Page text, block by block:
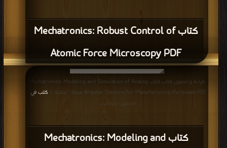
كتاب Mechatronics: Robust Control of
Atomic Force Microscopy PDF
كتاب Mechatronics: Modeling and
قراءة و تحميل كتاب كتاب Mechatronics: Modeling and Simulation of Analog
Angular Sensors for Manufacturing Purposes PDF مجانا | مكتبة >
كتب في
التحميل : مرة/مرات